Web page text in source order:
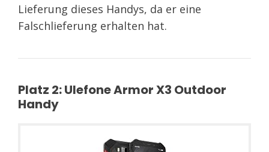
Lieferung dieses Handys, da er eine
Falschlieferung erhalten hat.
Platz 2: Ulefone Armor X3 Outdoor
Handy